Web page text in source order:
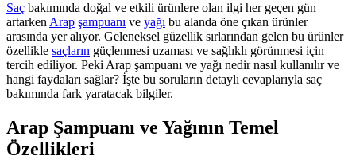
Saç bakımında doğal ve etkili ürünlere olan ilgi her geçen gün
artarken Arap şampuanı ve yağı bu alanda öne çıkan ürünler
arasında yer alıyor. Geleneksel güzellik sırlarından gelen bu ürünler
özellikle saçların güçlenmesi uzaması ve sağlıklı görünmesi için
tercih ediliyor. Peki Arap şampuanı ve yağı nedir nasıl kullanılır ve
hangi faydaları sağlar? İşte bu soruların detaylı cevaplarıyla saç
bakımında fark yaratacak bilgiler.
Arap Şampuanı ve Yağının Temel
Özellikleri